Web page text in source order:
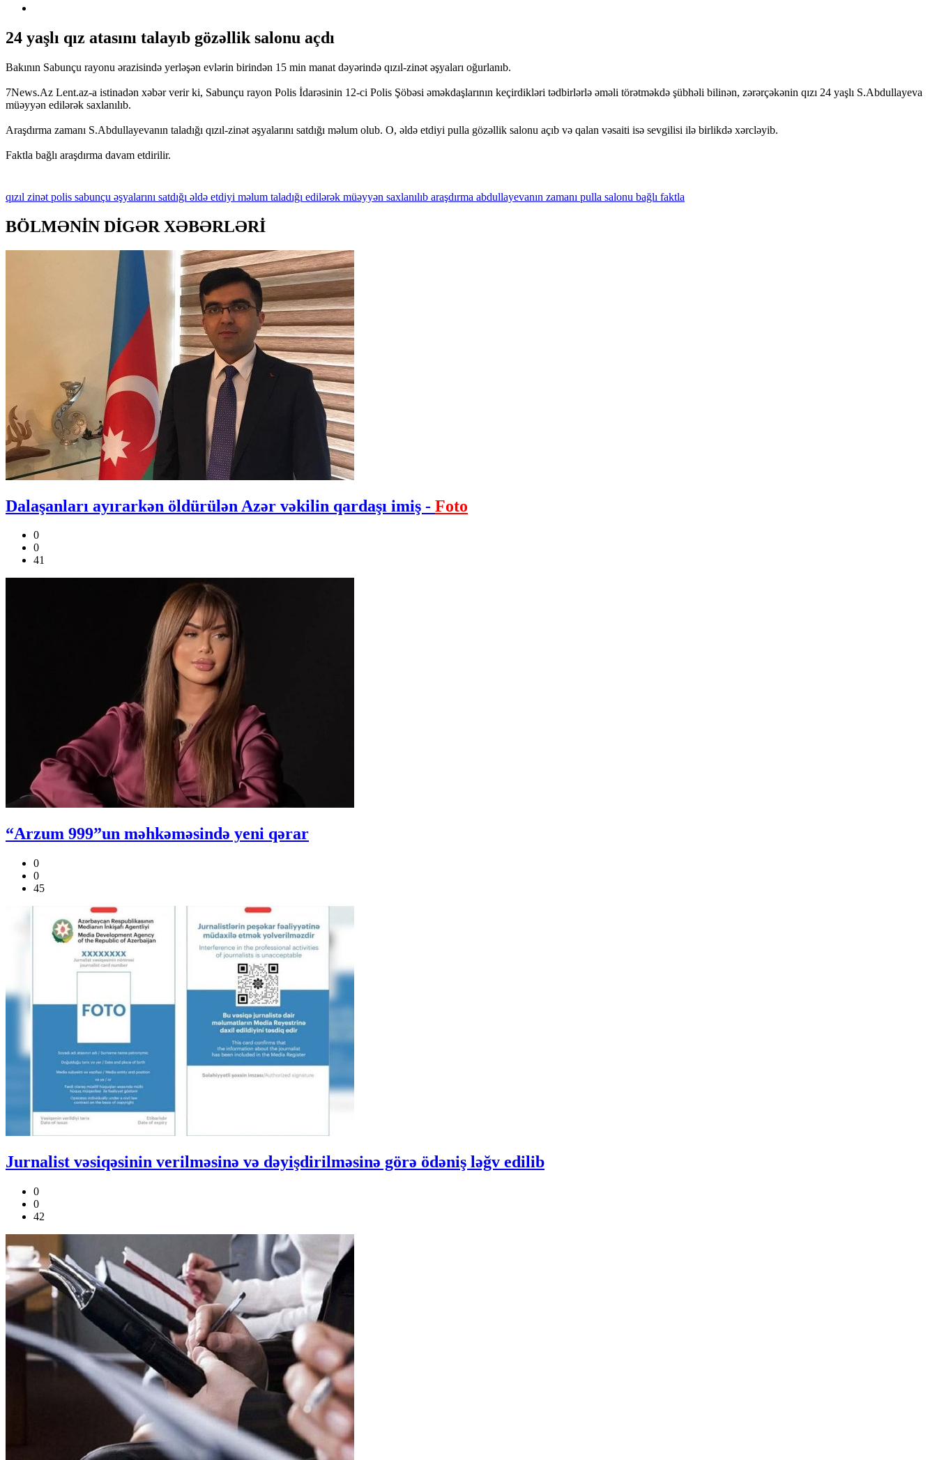
24 yaşlı qız atasını talayıb gözəllik salonu açdı
Bakının Sabunçu rayonu ərazisində yerləşən evlərin birindən 15 min manat dəyərində qızıl-zinət əşyaları oğurlanıb.
7News.Az Lent.az-a istinadən xəbər verir ki, Sabunçu rayon Polis İdarəsinin 12-ci Polis Şöbəsi əməkdaşlarının keçirdikləri tədbirlərlə əməli törətməkdə şübhəli bilinən, zərərçəkənin qızı 24 yaşlı S.Abdullayeva
müəyyən edilərək saxlanılıb.
Araşdırma zamanı S.Abdullayevanın taladığı qızıl-zinət əşyalarını satdığı məlum olub. O, əldə etdiyi pulla gözəllik salonu açıb və qalan vəsaiti isə sevgilisi ilə birlikdə xərcləyib.
Faktla bağlı araşdırma davam etdirilir.
qızıl zinət polis sabunçu əşyalarını satdığı əldə etdiyi məlum taladığı edilərək müəyyən saxlanılıb araşdırma abdullayevanın zamanı pulla salonu bağlı faktla
BÖLMƏNİN DİGƏR XƏBƏRLƏRİ
Dalaşanları ayırarkən öldürülən Azər vəkilin qardaşı imiş - Foto
0
0
41
“Arzum 999”un məhkəməsində yeni qərar
0
0
45
Jurnalist vəsiqəsinin verilməsinə və dəyişdirilməsinə görə ödəniş ləğv edilib
0
0
42